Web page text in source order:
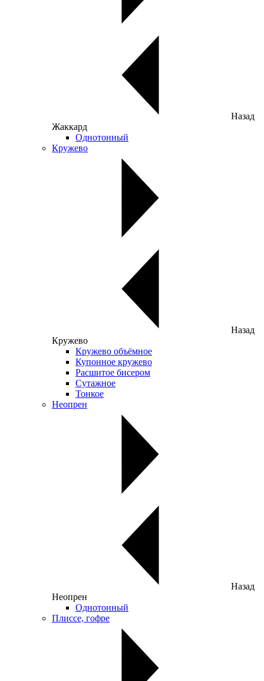
Назад
Жаккард
Однотонный
Кружево
Назад
Кружево
Кружево объёмное
Купонное кружево
Расшитое бисером
Сутажное
Тонкое
Неопрен
Назад
Неопрен
Однотонный
Плиссе, гофре